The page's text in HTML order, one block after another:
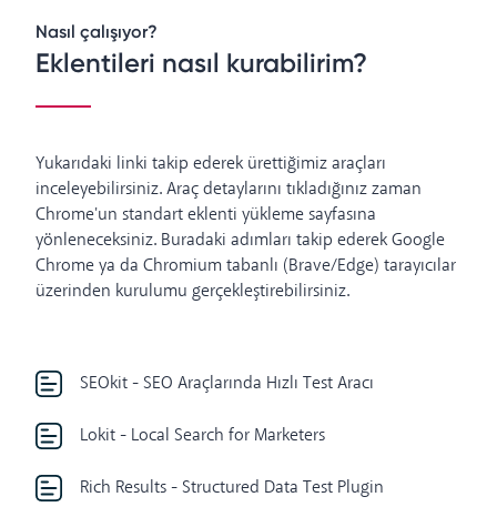
Nasıl çalışıyor?
Eklentileri nasıl kurabilirim?
Yukarıdaki linki takip ederek ürettiğimiz araçları
inceleyebilirsiniz. Araç detaylarını tıkladığınız zaman
Chrome'un standart eklenti yükleme sayfasına
yönleneceksiniz. Buradaki adımları takip ederek Google
Chrome ya da Chromium tabanlı (Brave/Edge) tarayıcılar
üzerinden kurulumu gerçekleştirebilirsiniz.
SEOkit - SEO Araçlarında Hızlı Test Aracı
Lokit - Local Search for Marketers
Rich Results - Structured Data Test Plugin